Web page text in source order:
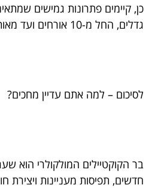
כן, קיימים פתרונות גמישים
גדלים, החל מ-10 אורחים ועד מאות.
לסיכום – למה אתם עדיין מחכים?
בר הקוקטיילים המולקולרי הוא
חדשים, תפיסות מעניינות ויצירת